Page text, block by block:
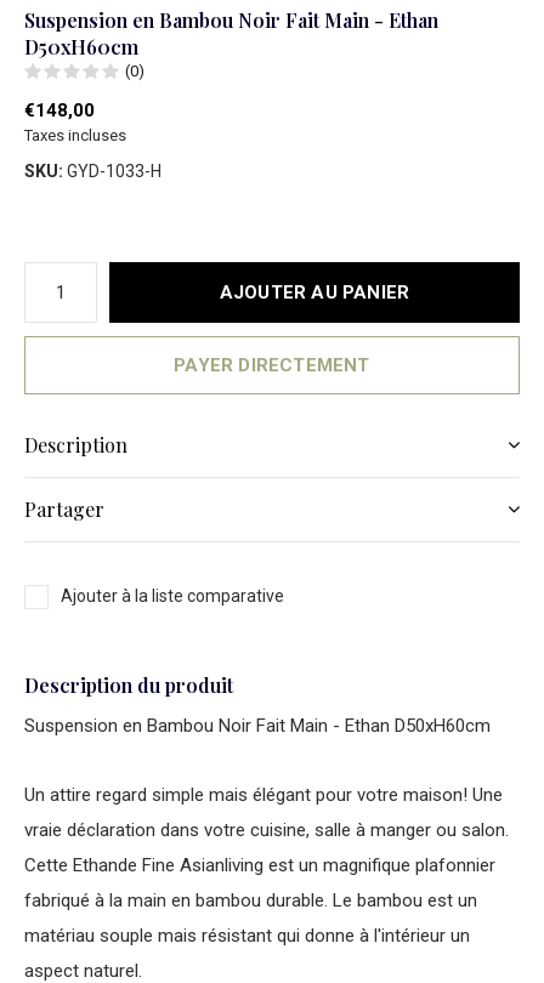
Suspension en Bambou Noir Fait Main - Ethan
D50xH60cm
(0)
€148,00
Taxes incluses
SKU: GYD-1033-H
AJOUTER AU PANIER
PAYER DIRECTEMENT
Description
Partager
Ajouter à la liste comparative
Description du produit
Suspension en Bambou Noir Fait Main - Ethan D50xH60cm
Un attire regard simple mais élégant pour votre maison! Une
vraie déclaration dans votre cuisine, salle à manger ou salon.
Cette Ethande Fine Asianliving est un magnifique plafonnier
fabriqué à la main en bambou durable. Le bambou est un
matériau souple mais résistant qui donne à l'intérieur un
aspect naturel.